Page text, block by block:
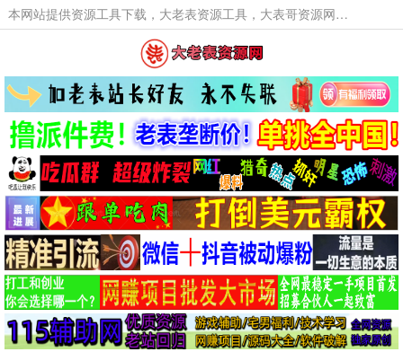
本网站提供资源工具下载，大老表资源工具，大表哥资源网软件工具，大老表资源下载，活动线报福利资源分享,活动线报，大型网游经典游戏，网络热门技术游戏辅助交流与分享。